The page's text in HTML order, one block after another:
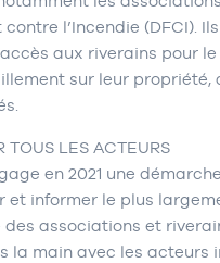
l’Incendie (DFCI).
aux riverains pour le
sur leur propriété,
TOUS LES ACTEURS
en 2021 une
et informer le plus
des associations et
la main avec les acteurs